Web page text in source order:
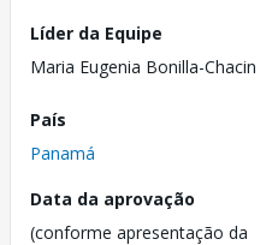
Líder da Equipe
Maria Eugenia Bonilla-Chacin
País
Panamá
Data da aprovação
(conforme apresentação da